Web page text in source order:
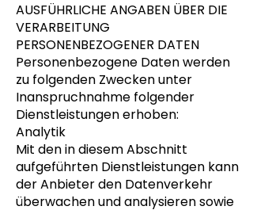
AUSFÜHRLICHE ANGABEN ÜBER DIE
VERARBEITUNG
PERSONENBEZOGENER DATEN
Personenbezogene Daten werden
zu folgenden Zwecken unter
Inanspruchnahme folgender
Dienstleistungen erhoben:
Analytik
Mit den in diesem Abschnitt
aufgeführten Dienstleistungen kann
der Anbieter den Datenverkehr
überwachen und analysieren sowie